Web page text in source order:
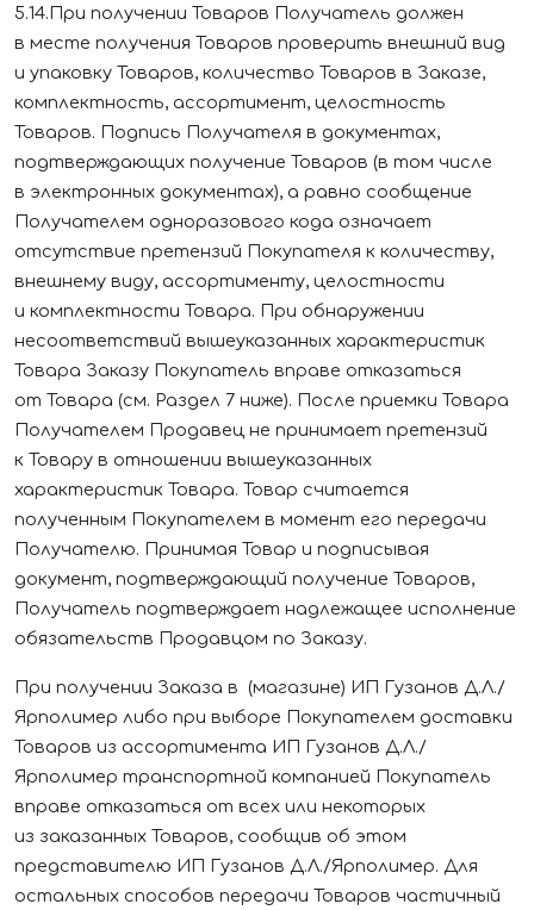
5.14.При получении Товаров Получатель должен
в месте получения Товаров проверить внешний вид
и упаковку Товаров, количество Товаров в Заказе,
комплектность, ассортимент, целостность
Товаров. Подпись Получателя в документах,
подтверждающих получение Товаров (в том числе
в электронных документах), а равно сообщение
Получателем одноразового кода означает
отсутствие претензий Покупателя к количеству,
внешнему виду, ассортименту, целостности
и комплектности Товара. При обнаружении
несоответствий вышеуказанных характеристик
Товара Заказу Покупатель вправе отказаться
от Товара (см. Раздел 7 ниже). После приемки Товара
Получателем Продавец не принимает претензий
к Товару в отношении вышеуказанных
характеристик Товара. Товар считается
полученным Покупателем в момент его передачи
Получателю. Принимая Товар и подписывая
документ, подтверждающий получение Товаров,
Получатель подтверждает надлежащее исполнение
обязательств Продавцом по Заказу.
При получении Заказа в (магазине) ИП Гузанов Д.Л./
Ярполимер либо при выборе Покупателем доставки
Товаров из ассортимента ИП Гузанов Д.Л./
Ярполимер транспортной компанией Покупатель
вправе отказаться от всех или некоторых
из заказанных Товаров, сообщив об этом
представителю ИП Гузанов Д.Л./Ярполимер. Для
остальных способов передачи Товаров частичный